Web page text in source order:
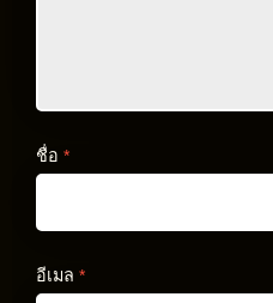
ชื่อ *
อีเมล *